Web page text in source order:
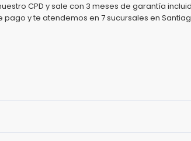
CPD y sale con 3 meses de garantía
y te atendemos en 7 sucursales en